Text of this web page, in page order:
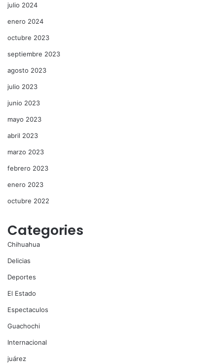
julio 2024
enero 2024
octubre 2023
septiembre 2023
agosto 2023
julio 2023
junio 2023
mayo 2023
abril 2023
marzo 2023
febrero 2023
enero 2023
octubre 2022
Categories
Chihuahua
Delicias
Deportes
El Estado
Espectaculos
Guachochi
Internacional
juárez